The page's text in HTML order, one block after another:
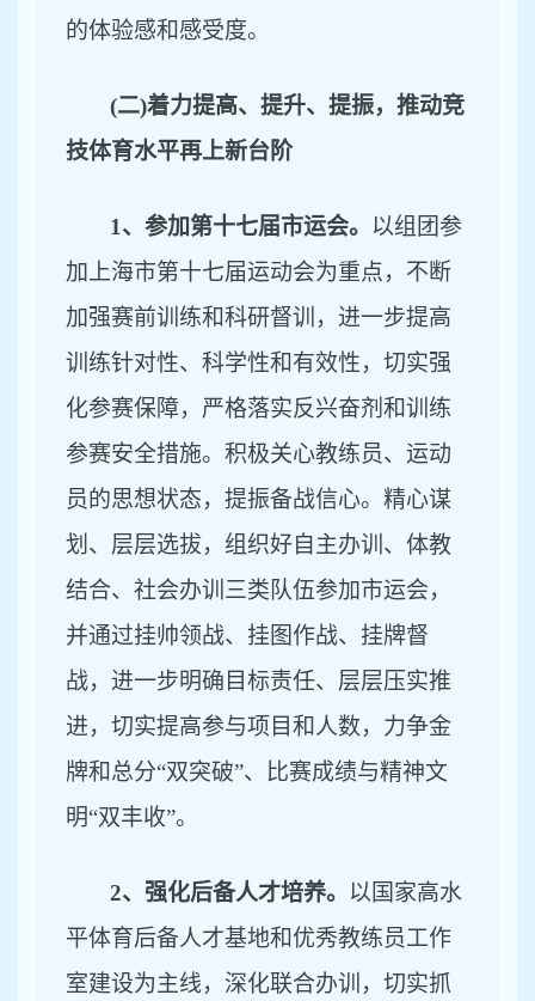
的体验感和感受度。
(二)着力提高、提升、提振，推动竞
技体育水平再上新台阶
1、参加第十七届市运会。 以组团参
加上海市第十七届运动会为重点，不断
加强赛前训练和科研督训，进一步提高
训练针对性、科学性和有效性，切实强
化参赛保障，严格落实反兴奋剂和训练
参赛安全措施。积极关心教练员、运动
员的思想状态，提振备战信心。精心谋
划、层层选拔，组织好自主办训、体教
结合、社会办训三类队伍参加市运会，
并通过挂帅领战、挂图作战、挂牌督
战，进一步明确目标责任、层层压实推
进，切实提高参与项目和人数，力争金
牌和总分“双突破”、比赛成绩与精神文
明“双丰收”。
2、强化后备人才培养。 以国家高水
平体育后备人才基地和优秀教练员工作
室建设为主线，深化联合办训，切实抓